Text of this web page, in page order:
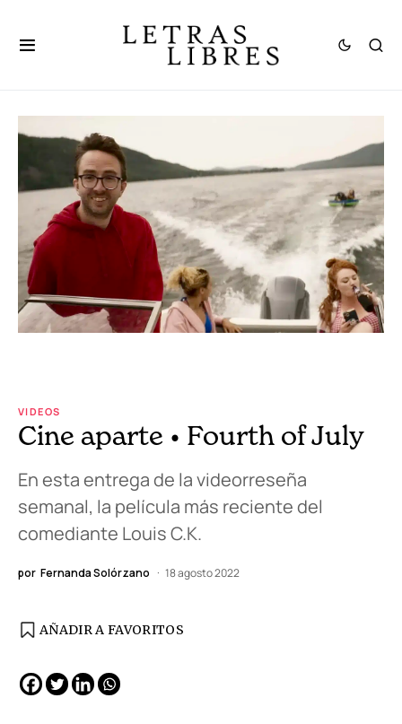
VIDEOS
Cine aparte • Fourth of July
En esta entrega de la videorreseña
semanal, la película más reciente del
comediante Louis C.K.
por Fernanda Solórzano 18 agosto 2022
AÑADIR A FAVORITOS